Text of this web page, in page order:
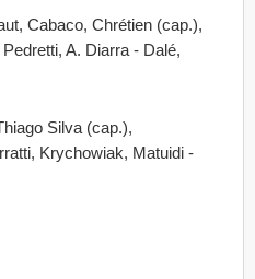
Cabaco, Chrétien (cap.),
A. Diarra - Dalé,
Silva (cap.),
Krychowiak, Matuidi -